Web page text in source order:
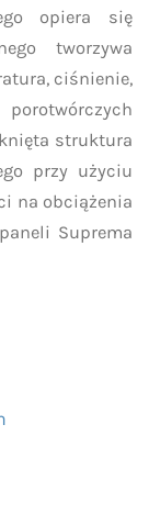
opiera się
tworzywa
ciśnienie,
struktura
przy użyciu
na obciążenia
Suprema